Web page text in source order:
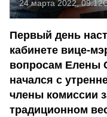
24 марта 2022, 09:12
Первый день
кабинете вице-
вопросам Елены
начался с
члены комиссии
традиционном